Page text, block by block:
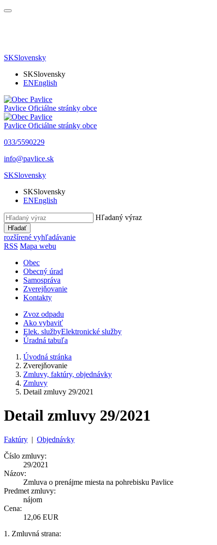
SKSlovensky
SKSlovensky
ENEnglish
Pavlice Oficiálne stránky obce
Pavlice Oficiálne stránky obce
033/5590229
info@pavlice.sk
SKSlovensky
SKSlovensky
ENEnglish
Hľadaný výraz
Hľadať
rozšírené vyhľadávanie
RSS Mapa webu
Obec
Obecný úrad
Samospráva
Zverejňovanie
Kontakty
Zvoz odpadu
Ako vybaviť
Elek. službyElektronické služby
Úradná tabuľa
Úvodná stránka
Zverejňovanie
Zmluvy, faktúry, objednávky
Zmluvy
Detail zmluvy 29/2021
Detail zmluvy 29/2021
Faktúry | Objednávky
Číslo zmluvy:
29/2021
Názov:
Zmluva o prenájme miesta na pohrebisku Pavlice
Predmet zmluvy:
nájom
Cena:
12,06 EUR
1. Zmluvná strana: